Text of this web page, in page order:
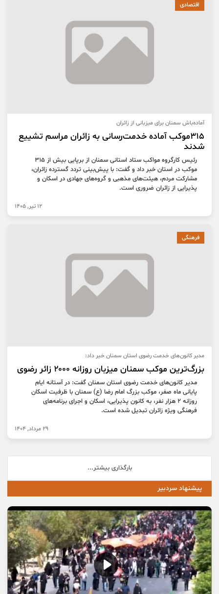
اقتصادی
آماده‌باش سمنان برای میزبانی از زائران
۳۱۵موکب آماده خدمت‌رسانی به زائران مراسم تشییع
شدند
رئیس کارگروه مواکب ستاد استانی سمنان از برپایی بیش از ۳۱۵
موکب در استان خبر داد و گفت: با پیش‌بینی تردد گسترده زائران،
مشارکت مردم، هیئت‌های مذهبی و گروه‌های جهادی در اسکان و
پذیرایی از زائران ضروری است.
12 تیر, 1405
فرهنگی
مدیر کانون‌های خدمت رضوی استان سمنان خبر داد:
بزرگ‌ترین موکب سمنان میزبان روزانه ۲۰۰۰ زائر رضوی
مدیر کانون‌های خدمت رضوی استان سمنان گفت: در آستانه ایام
پایانی ماه صفر، موکب بزرگ امام رضا (ع) سمنان با ظرفیت اسکان
روزانه 2 هزار نفر، به کانون پذیرایی، اسکان و اجرای برنامه‌های
فرهنگی ویژه زائران تبدیل شده است.
29 مرداد, 1404
بارگذاری بیشتر...
پیشنهاد سردبیر